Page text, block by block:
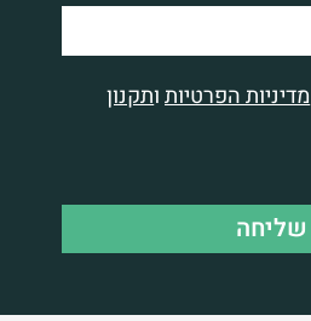
מדיניות הפרטיותותקנון
שליחה